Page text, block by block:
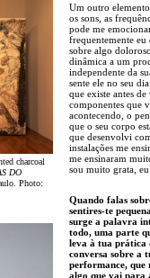
charcoal
DO
Photo:
Um outro
os sons, as
pode me
frequentemente
sobre algo
dinâmica a um
independente da
sente ele no seu
que existe antes
componentes que
acontecendo, o
que o seu corpo
que desenvolvi
instalações me
me ensinaram
sou muito grata,
Quando falas
sentires-te
surge a palavra
todo, uma parte
leva à tua prática
conversa sobre a
performance, que
algo que vai para